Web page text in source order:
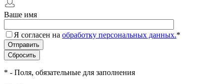
Ваше имя
Я согласен на обработку персональных данных.*
* - Поля, обязательные для заполнения